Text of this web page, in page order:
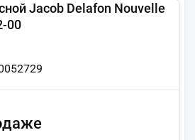
Jacob Delafon Nouvelle
00